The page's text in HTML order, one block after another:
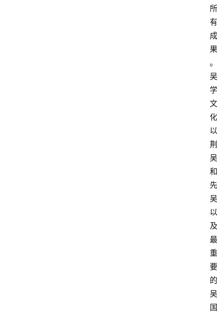
所
有
成
果
。
吴
学
文
化
以
荆
吴
和
先
吴
以
及
最
重
要
的
吴
国